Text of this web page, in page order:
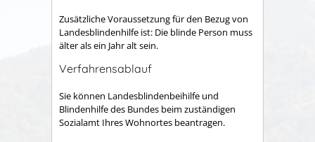
Zusätzliche Voraussetzung für den Bezug von
Landesblindenhilfe ist: Die blinde Person muss
älter als ein Jahr alt sein.
Verfahrensablauf
Sie können Landesblindenbeihilfe und
Blindenhilfe des Bundes beim zuständigen
Sozialamt Ihres Wohnortes beantragen.